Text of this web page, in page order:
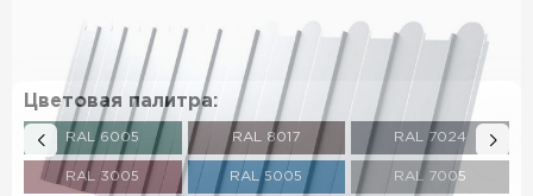
Цветовая палитра:
RAL 6005 RAL 8017 RAL 7024
RAL 3005 RAL 5005 RAL 7005